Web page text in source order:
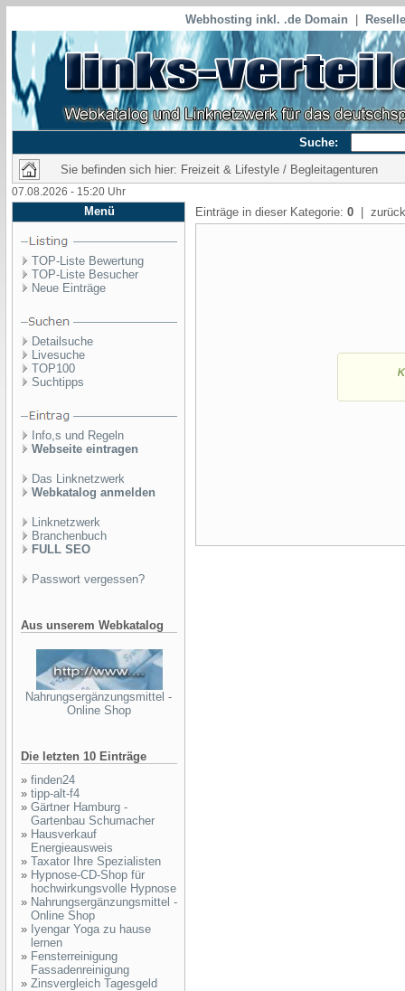
Webhosting inkl. .de Domain
Suche:
Sie befinden sich hier: Freizeit & Lifestyle / Begleitagenturen
07.08.2026 - 15:20 Uhr
Menü
TOP-Liste Bewertung
TOP-Liste Besucher
Neue Einträge
Detailsuche
Livesuche
TOP100
Suchtipps
Info,s und Regeln
Webseite eintragen
Das Linknetzwerk
Webkatalog anmelden
Linknetzwerk
Branchenbuch
FULL SEO
Passwort vergessen?
Aus unserem Webkatalog
Nahrungsergänzungsmittel -
Online Shop
Die letzten 10 Einträge
» finden24
» tipp-alt-f4
» Gärtner Hamburg -
Gartenbau Schumacher
» Hausverkauf
Energieausweis
» Taxator Ihre Spezialisten
» Hypnose-CD-Shop für
hochwirkungsvolle Hypnose
» Nahrungsergänzungsmittel -
Online Shop
» Iyengar Yoga zu hause
lernen
» Fensterreinigung
Fassadenreinigung
» Zinsvergleich Tagesgeld
Einträge in dieser Kategorie: 0 |